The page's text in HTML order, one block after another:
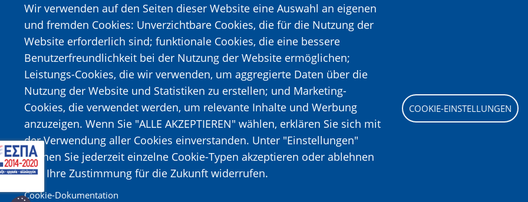
Wir verwenden auf den Seiten dieser Website eine Auswahl an eigenen
und fremden Cookies: Unverzichtbare Cookies, die für die Nutzung der
Website erforderlich sind; funktionale Cookies, die eine bessere
Benutzerfreundlichkeit bei der Nutzung der Website ermöglichen;
Leistungs-Cookies, die wir verwenden, um aggregierte Daten über die
Nutzung der Website und Statistiken zu erstellen; und Marketing-
Cookies, die verwendet werden, um relevante Inhalte und Werbung
anzuzeigen. Wenn Sie "ALLE AKZEPTIEREN" wählen, erklären Sie sich mit
der Verwendung aller Cookies einverstanden. Unter "Einstellungen"
können Sie jederzeit einzelne Cookie-Typen akzeptieren oder ablehnen
und Ihre Zustimmung für die Zukunft widerrufen.
Cookie-Dokumentation
COOKIE-EINSTELLUNGEN
MUSEUM DES HOLOCAUSTS DER STADT KALAVRYTA
A. Sigros 1-5, Kalavrita, PLZ 25001
Tel:+302692023646,+302692360220
https://www.dmko.gr || info@dmko.gr
Bild Bild Bild